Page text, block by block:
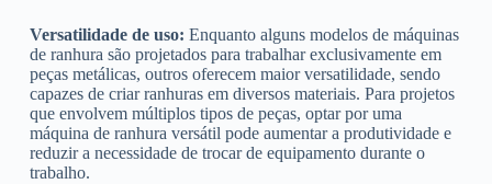
Versatilidade de uso: Enquanto alguns modelos de máquinas
de ranhura são projetados para trabalhar exclusivamente em
peças metálicas, outros oferecem maior versatilidade, sendo
capazes de criar ranhuras em diversos materiais. Para projetos
que envolvem múltiplos tipos de peças, optar por uma
máquina de ranhura versátil pode aumentar a produtividade e
reduzir a necessidade de trocar de equipamento durante o
trabalho.